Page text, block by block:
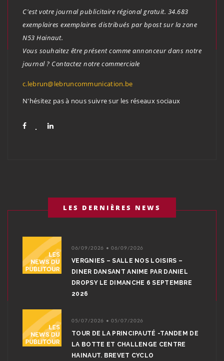
C'est votre journal publicitaire régional gratuit. 34.683
exemplaires exemplaires distribués par bpost sur la zone
N53 Hainaut.
Vous souhaitez être présent comme annonceur dans notre
journal ? Contactez notre commerciale
c.lebrun@lebruncommunication.be
N'hésitez pas à nous suivre sur les réseaux sociaux
LES DERNIÈRES NEWS
06/09/2026 • 06/09/2026
VERGNIES – SALLE NOS LOISIRS –
DINER DANSANT ANIME PAR DANIEL
DROPSY LE DIMANCHE 6 SEPTEMBRE
2026
05/07/2026 • 05/07/2026
TOUR DE LA PRINCIPAUTÉ -TANDEM DE
LA BOTTE ET CHALLENGE CENTRE
HAINAUT. BREVET CYCLO